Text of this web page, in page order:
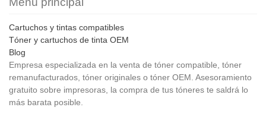
Cartuchos y tintas compatibles
Tóner y cartuchos de tinta OEM
Blog
Empresa especializada en la venta de tóner compatible, tóner
remanufacturados, tóner originales o tóner OEM. Asesoramiento
gratuito sobre impresoras, la compra de tus tóneres te saldrá lo
más barata posible.